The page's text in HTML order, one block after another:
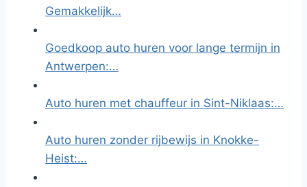
Gemakkelijk…
Goedkoop auto huren voor lange termijn in
Antwerpen:…
Auto huren met chauffeur in Sint-Niklaas:…
Auto huren zonder rijbewijs in Knokke-
Heist:…